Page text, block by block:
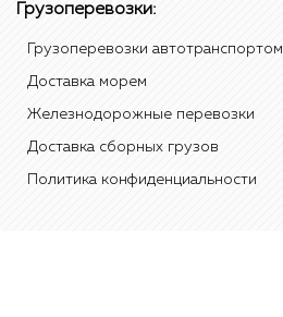
Грузоперевозки:
Грузоперевозки автотранспортом
Доставка морем
Железнодорожные перевозки
Доставка сборных грузов
Политика конфиденциальности